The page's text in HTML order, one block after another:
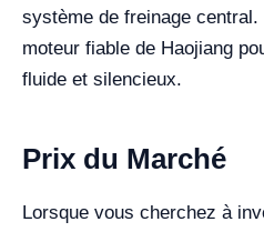
système de freinage
moteur fiable de Haojiang
fluide et silencieux.
Prix du Marché
Lorsque vous cherchez à